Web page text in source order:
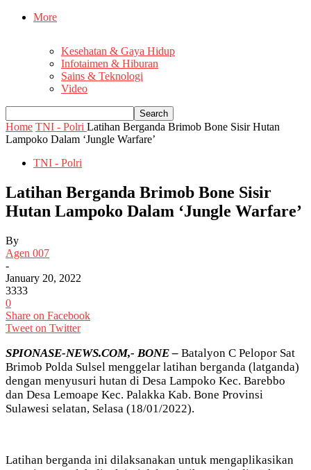
More
Kesehatan & Gaya Hidup
Infotaimen & Hiburan
Sains & Teknologi
Video
Home TNI - Polri Latihan Berganda Brimob Bone Sisir Hutan
Lampoko Dalam ‘Jungle Warfare’
TNI - Polri
Latihan Berganda Brimob Bone Sisir
Hutan Lampoko Dalam ‘Jungle Warfare’
By
Agen 007
-
January 20, 2022
3333
0
Share on Facebook
Tweet on Twitter
SPIONASE-NEWS.COM,- BONE – Batalyon C Pelopor Sat
Brimob Polda Sulsel menggelar latihan berganda (latganda)
dengan menyusuri hutan di Desa Lampoko Kec. Barebbo
dan Desa Lemoape Kec. Palakka Kab. Bone Provinsi
Sulawesi selatan, Selasa (18/01/2022).
Latihan berganda ini dilaksanakan untuk mengaplikasikan